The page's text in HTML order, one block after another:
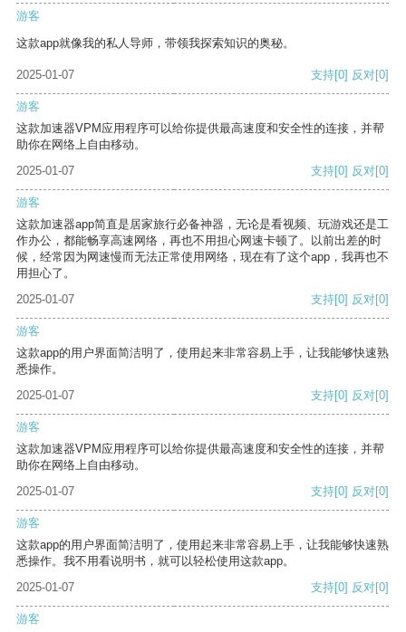
游客
这款app就像我的私人导师，带领我探索知识的奥秘。
2025-01-07 支持[0] 反对[0]
游客
这款加速器VPM应用程序可以给你提供最高速度和安全性的连接，并帮
助你在网络上自由移动。
2025-01-07
支持[0] 反对[0]
游客
这款加速器app简直是居家旅行必备神器，无论是看视频、玩游戏还是工
作办公，都能畅享高速网络，再也不用担心网速卡顿了。以前出差的时
候，经常因为网速慢而无法正常使用网络，现在有了这个app，我再也不
用担心了。
2025-01-07
支持[0] 反对[0]
游客
这款app的用户界面简洁明了，使用起来非常容易上手，让我能够快速熟
悉操作。
2025-01-07
支持[0] 反对[0]
游客
这款加速器VPM应用程序可以给你提供最高速度和安全性的连接，并帮
助你在网络上自由移动。
2025-01-07
支持[0] 反对[0]
游客
这款app的用户界面简洁明了，使用起来非常容易上手，让我能够快速熟
悉操作。我不用看说明书，就可以轻松使用这款app。
2025-01-07
支持[0] 反对[0]
游客